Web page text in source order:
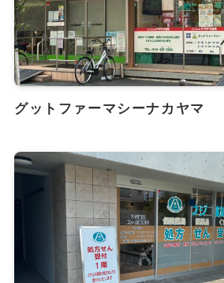
グットファーマシーナカヤマ